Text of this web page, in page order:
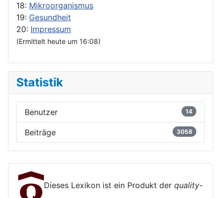
18: Mikroorganismus
19: Gesundheit
20: Impressum
(Ermittelt heute um 16:08)
Statistik
Benutzer 14
Beiträge 3058
Dieses Lexikon ist ein Produkt der quality-